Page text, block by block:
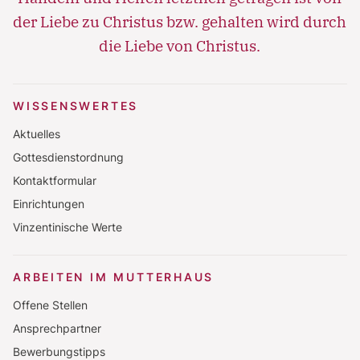
der Liebe zu Christus bzw. gehalten wird durch
die Liebe von Christus.
WISSENSWERTES
Aktuelles
Gottesdienstordnung
Kontaktformular
Einrichtungen
Vinzentinische Werte
ARBEITEN IM MUTTERHAUS
Offene Stellen
Ansprechpartner
Bewerbungstipps